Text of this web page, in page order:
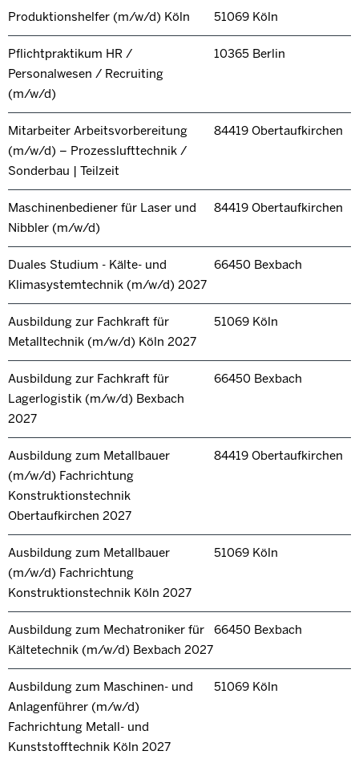
Produktionshelfer (m/w/d) Köln 51069 Köln
Pflichtpraktikum HR /
Personalwesen / Recruiting
(m/w/d)
10365 Berlin
Mitarbeiter Arbeitsvorbereitung
(m/w/d) – Prozesslufttechnik /
Sonderbau | Teilzeit
84419 Obertaufkirchen
Maschinenbediener für Laser und
Nibbler (m/w/d)
84419 Obertaufkirchen
Duales Studium - Kälte- und
Klimasystemtechnik (m/w/d) 2027
66450 Bexbach
Ausbildung zur Fachkraft für
Metalltechnik (m/w/d) Köln 2027
51069 Köln
Ausbildung zur Fachkraft für
Lagerlogistik (m/w/d) Bexbach
2027
66450 Bexbach
Ausbildung zum Metallbauer
(m/w/d) Fachrichtung
Konstruktionstechnik
Obertaufkirchen 2027
84419 Obertaufkirchen
Ausbildung zum Metallbauer
(m/w/d) Fachrichtung
Konstruktionstechnik Köln 2027
51069 Köln
Ausbildung zum Mechatroniker für
Kältetechnik (m/w/d) Bexbach 2027
66450 Bexbach
Ausbildung zum Maschinen- und
Anlagenführer (m/w/d)
Fachrichtung Metall- und
Kunststofftechnik Köln 2027
51069 Köln